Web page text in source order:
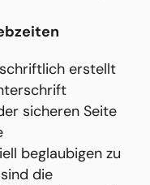
erstellt
sicheren Seite
beglaubigen zu
die